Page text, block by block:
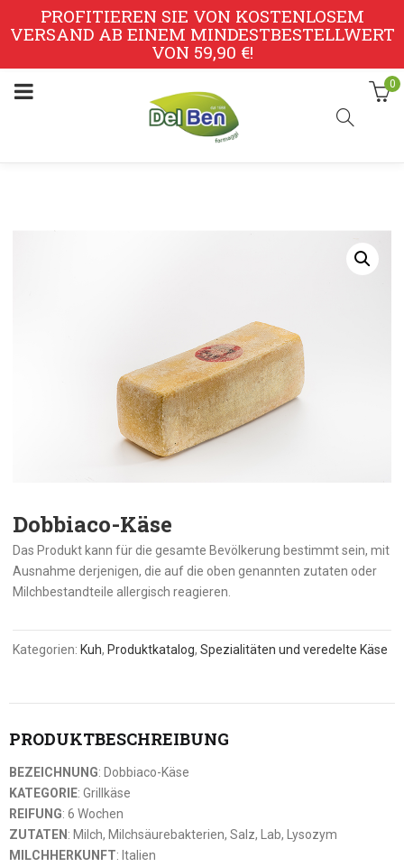
PROFITIEREN SIE VON KOSTENLOSEM
VERSAND AB EINEM MINDESTBESTELLWERT
VON 59,90 €!
0
Dobbiaco-Käse
Das Produkt kann für die gesamte Bevölkerung bestimmt sein, mit
Ausnahme derjenigen, die auf die oben genannten zutaten oder
Milchbestandteile allergisch reagieren.
Kategorien: Kuh, Produktkatalog,Spezialitäten und veredelte Käse
PRODUKTBESCHREIBUNG
BEZEICHNUNG: Dobbiaco-Käse
KATEGORIE: Grillkäse
REIFUNG: 6 Wochen
ZUTATEN : Milch, Milchsäurebakterien, Salz, Lab, Lysozym
MILCHHERKUNFT: Italien